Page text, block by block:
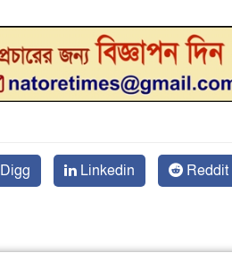
Digg Linkedin Reddit